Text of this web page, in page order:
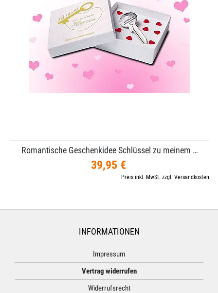
Romantische Geschenkidee Schlüssel zu meinem …
39,95 €
Preis inkl. MwSt. zzgl. Versandkosten
INFORMATIONEN
Impressum
Vertrag widerrufen
Widerrufsrecht